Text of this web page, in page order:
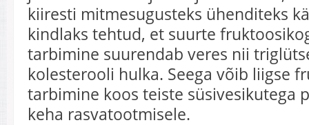
kiiresti mitmesugusteks ühenditeks
kindlaks tehtud, et suurte
tarbimine suurendab veres nii
kolesterooli hulka. Seega võib liigse
tarbimine koos teiste süsivesikutega
keha rasvatootmisele.